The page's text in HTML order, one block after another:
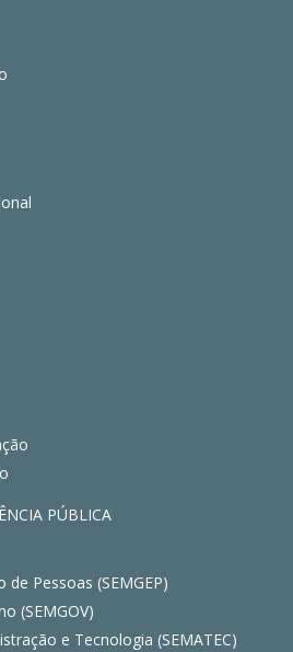
PÚBLICA
de Pessoas (SEMGEP)
(SEMGOV)
e Tecnologia (SEMATEC)